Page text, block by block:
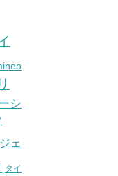
シ
ジェ
タイ